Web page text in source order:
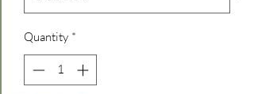
Quantity *